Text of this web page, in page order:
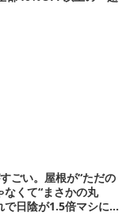
ごい。屋根が“ただの
なくて“まさかの丸
で日陰が1.5倍マシに